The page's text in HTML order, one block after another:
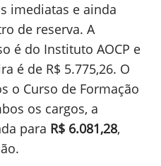
imediatas e ainda
de reserva. A
é do Instituto AOCP e
é de R$ 5.775,26. O
o Curso de Formação
os cargos, a
para R$ 6.081,28,